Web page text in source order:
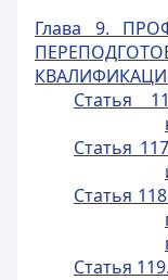
Глава 9.
Статья
Статья
Статья
Статья